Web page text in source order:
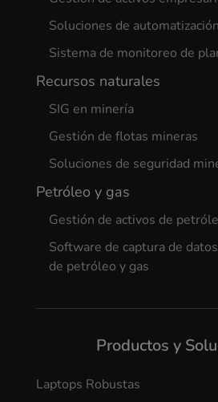
Soluciones de
Sistema de monitoreo de
Recursos naturales
SIG en minería
Gestión de flotas mineras
Soluciones de seguridad
Petróleo y gas
Gestión de activos de
Software de captura de
de petróleo y gas
Productos y
Laptops Robustas